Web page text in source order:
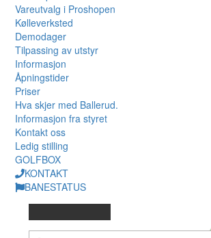
Vareutvalg i Proshopen
Kølleverksted
Demodager
Tilpassing av utstyr
Informasjon
Åpningstider
Priser
Hva skjer med Ballerud.
Informasjon fra styret
Kontakt oss
Ledig stilling
GOLFBOX
KONTAKT
BANESTATUS